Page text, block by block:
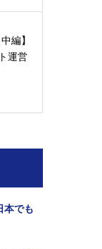
編】
運営
本でも